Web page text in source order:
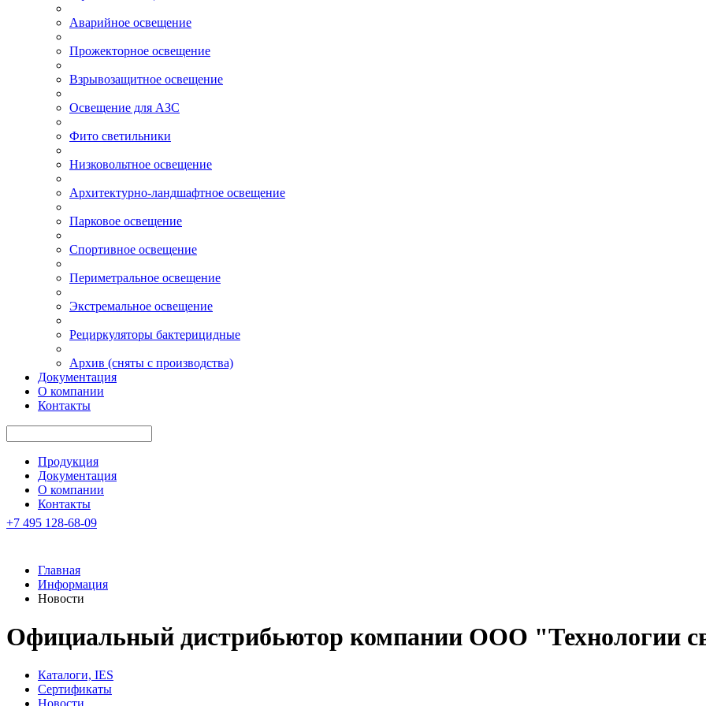
Аварийное освещение
Прожекторное освещение
Взрывозащитное освещение
Освещение для АЗС
Фито светильники
Низковольтное освещение
Архитектурно-ландшафтное освещение
Парковое освещение
Спортивное освещение
Периметральное освещение
Экстремальное освещение
Рециркуляторы бактерицидные
Архив (сняты с производства)
Документация
О компании
Контакты
Продукция
Документация
О компании
Контакты
+7 495 128-68-09
Главная
Информация
Новости
Официальный дистрибьютор компании ООО "Технологии
Каталоги, IES
Сертификаты